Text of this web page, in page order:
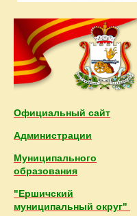
Официальный сайт
Администрации
Муниципального
образования
"Ершичский
муниципальный округ"